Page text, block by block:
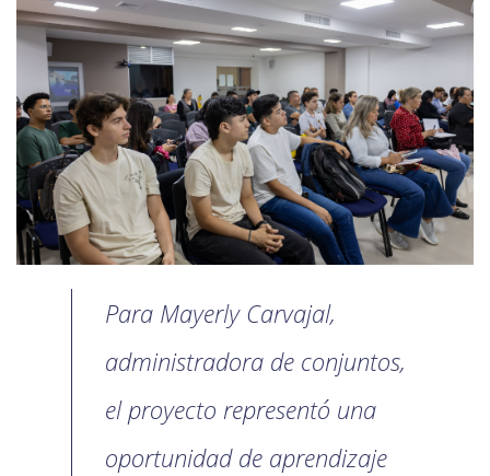
Para Mayerly Carvajal,
administradora de conjuntos,
el proyecto representó una
oportunidad de aprendizaje